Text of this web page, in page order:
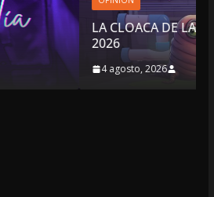
DE LA POLÍTICA | 4 DE AGOSTO DE